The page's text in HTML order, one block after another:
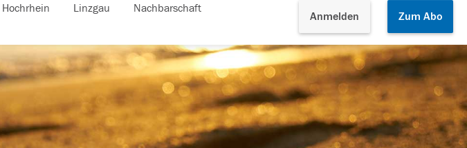
Anmelden Zum Abo
Hochrhein Linzgau Nachbarschaft